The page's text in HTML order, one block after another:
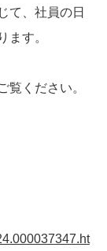
て、社員の日
ます。
覧ください。